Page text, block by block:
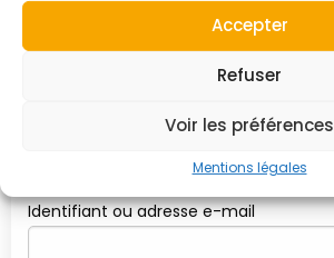
Accepter
Refuser
Voir les préférences
Mentions légales
À MON COMPTE
Identifiant ou adresse e-mail